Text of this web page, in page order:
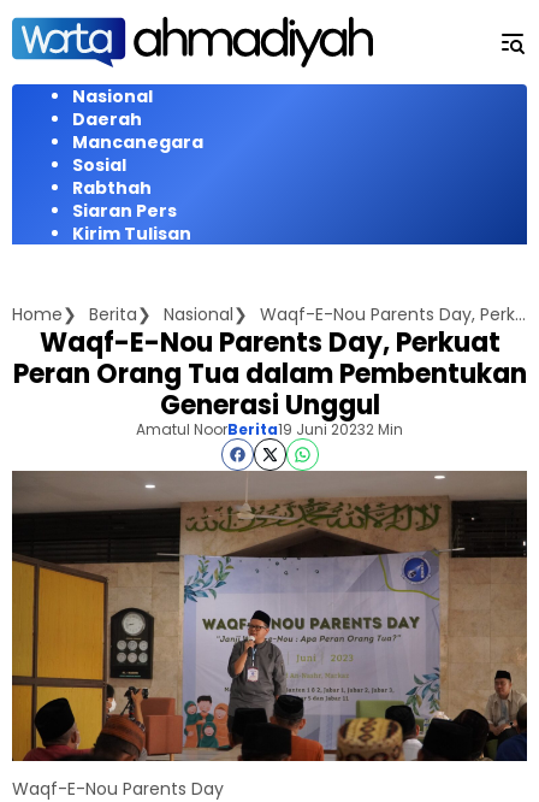
Langsung
konten
Nasional
Daerah
Mancanegara
Sosial
Rabthah
Siaran Pers
Kirim Tulisan
Home Berita Nasional Waqf-E-Nou Parents Day, Perkuat Peran Orang Tua dalam Pembentukan Generasi Unggul
Waqf-E-Nou Parents Day, Perkuat
Peran Orang Tua dalam Pembentukan
Generasi Unggul
Amatul NoorBerita19 Juni 20232 Min
Waqf-E-Nou Parents Day